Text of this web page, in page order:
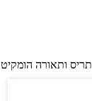
תריס ותאורה הומקיט